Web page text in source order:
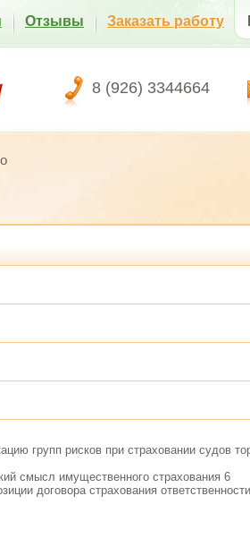
8 (926) 3344664
Отзывы Заказать работу
групп рисков при страховании судов
смысл имущественного страхования 6
договора страхования ответственности